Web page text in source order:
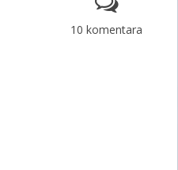
10 komentara